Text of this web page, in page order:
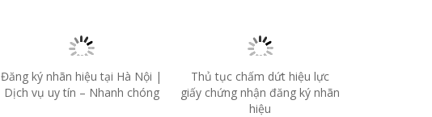
Đăng ký nhãn hiệu tại Hà Nội |
Dịch vụ uy tín – Nhanh chóng
Thủ tục chấm dứt hiệu lực
giấy chứng nhận đăng ký nhãn
hiệu